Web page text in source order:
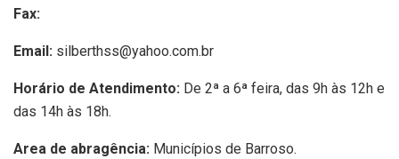
Fax:
Email: silberthss@yahoo.com.br
Horário de Atendimento: De 2ª a 6ª feira, das 9h às 12h e
das 14h às 18h.
Area de abragência: Municípios de Barroso.